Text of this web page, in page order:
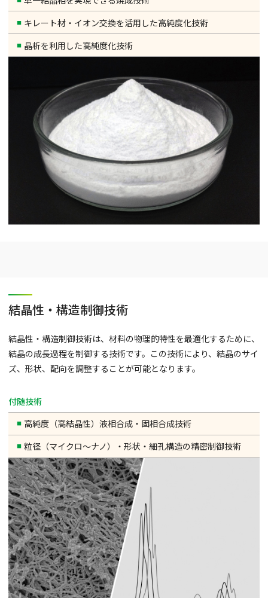
キレート材・イオン交換を活用した高純度化技術
晶析を利用した高純度化技術
結晶性・構造制御技術
結晶性・構造制御技術は、材料の物理的特性を最適化するために、
結晶の成長過程を制御する技術です。この技術により、結晶のサイ
ズ、形状、配向を調整することが可能となります。
付随技術
高純度（高結晶性）液相合成・固相合成技術
粒径（マイクロ～ナノ）・形状・細孔構造の精密制御技術